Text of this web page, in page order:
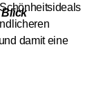
damit eine
Blick